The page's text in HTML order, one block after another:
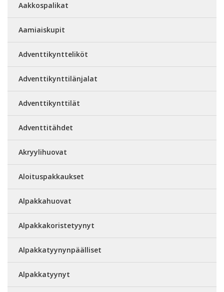
Aakkospalikat
Aamiaiskupit
Adventtikyntteliköt
Adventtikynttilänjalat
Adventtikynttilät
Adventtitähdet
Akryylihuovat
Aloituspakkaukset
Alpakkahuovat
Alpakkakoristetyynyt
Alpakkatyynynpäälliset
Alpakkatyynyt